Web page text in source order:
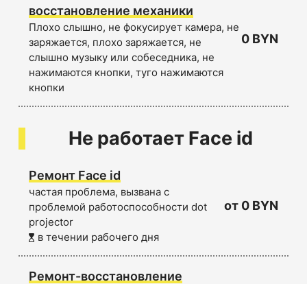
восстановление механики
Плохо слышно, не фокусирует камера, не
заряжается, плохо заряжается, не
слышно музыку или собеседника, не
нажимаются кнопки, туго нажимаются
кнопки
0 BYN
Не работает Face id
Ремонт Face id
частая проблема, вызвана с
проблемой работоспособности dot
projector
в течении рабочего дня
от 0 BYN
Ремонт-восстановление